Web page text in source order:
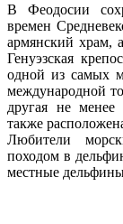
В Феодосии
времен
армянский храм,
Генуэзская
одной из самых
международной
другая не менее
также
Любители
походом в
местные